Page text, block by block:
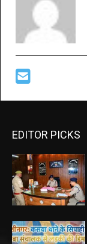
EDITOR PICKS